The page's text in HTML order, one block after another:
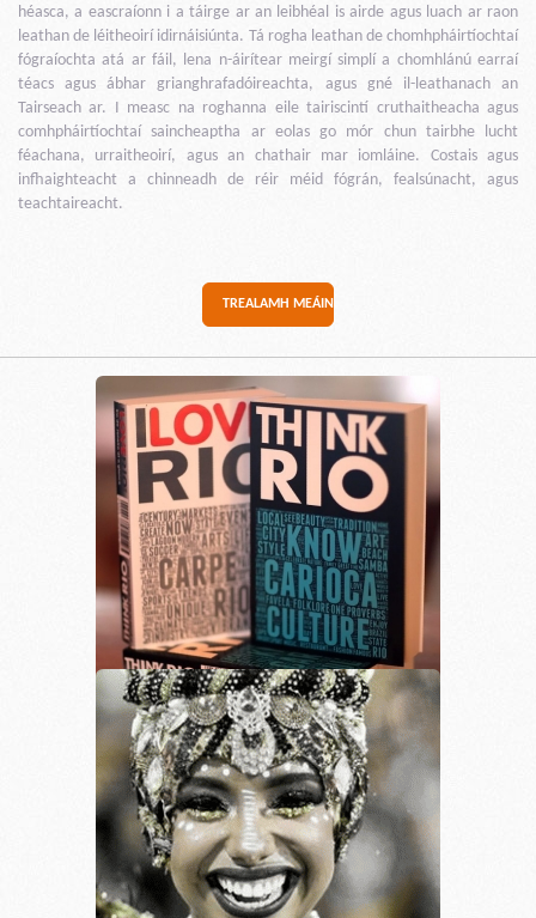
héasca, a eascraíonn i a táirge ar an leibhéal is airde agus luach ar raon
leathan de léitheoirí idirnáisiúnta. Tá rogha leathan de chomhpháirtíochtaí
fógraíochta atá ar fáil, lena n-áirítear meirgí simplí a chomhlánú earraí
téacs agus ábhar grianghrafadóireachta, agus gné il-leathanach an
Tairseach ar. I measc na roghanna eile tairiscintí cruthaitheacha agus
comhpháirtíochtaí saincheaptha ar eolas go mór chun tairbhe lucht
féachana, urraitheoirí, agus an chathair mar iomláine. Costais agus
infhaighteacht a chinneadh de réir méid fógrán, fealsúnacht, agus
teachtaireacht.
TREALAMH MEÁIN